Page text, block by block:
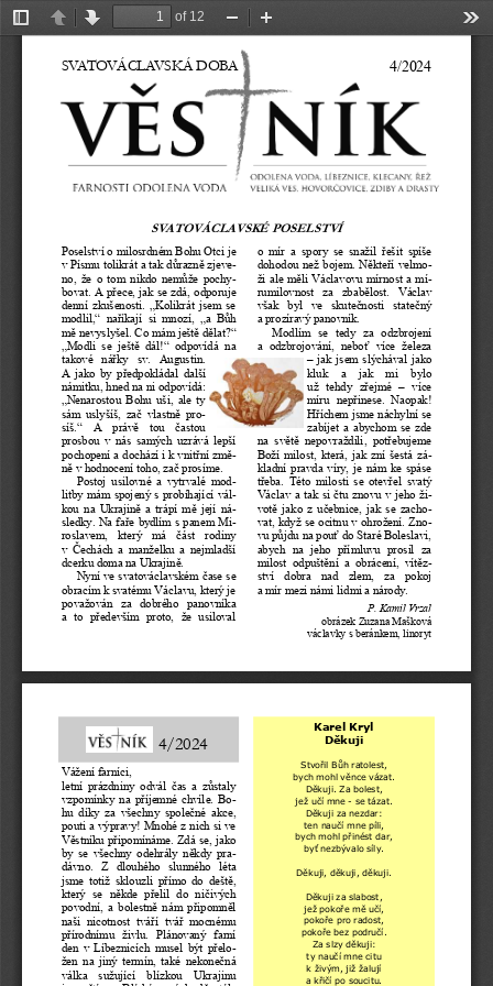
TogglePreviousNext
of 12
Zoom
SVATOVÁCLAVSKÉ POSELSTVÍ
Poselství o milosrdném Bohu Otci je
vPísmu tolikrát a tak důrazně zjeve-
no,  že  o  tom  nikdo  nemůže  pochy-
bovat. A přece, jak se zdá, odporuje
denní  zkušenosti. „Kolikrát jsem  se
modlil,“  naříkají  si  mnozí,  „a  Bůh
mě nevyslyšel. Co mám ještě dělat?“
„Modli  se  ještě  dál!“  odpovídá  na
takové  nářky  sv.  Augustin.
A  jako  by  předpokládal  další
námitku, hned na ni odpovídá:
„Nenarostou  Bohu uši,  ale  ty
sám  uslyšíš,  zač  vlastně  pro-
síš.“  A  právě  tou  častou
prosbou  v nás  samých  uzrává  lepší
pochopení a dochází i k vnitřní změ-
ně v hodnocení toho, zač prosíme.
Postoj  usilovné  a  vytrvalé  mod-
litby mám spojený s probíhající vál-
kou  na  Ukrajině  a trápí  mě její ná-
sledky. Na faře bydlím s panem Mi-
roslavem,  který  má  část  rodiny
v Čechách  a  manželku  a  nejmladší
dcerku doma na Ukrajině.
Nyní ve svatováclavském čase se
obracím k svatému Václavu, který je
považován  za  dobrého  panovníka
a  to  především  proto,  že  usiloval
o  mír  a  spory  se  snažil  řešit  spíše
dohodou než bojem. Někteří velmo-
ži ale měli Václavovu mírnost a mí-
rumilovnost  za  zbabělost.  Václav
však  byl  ve  skutečnosti  statečný
a prozíravý panovník.
Modlím  se  tedy  za  odzbrojení
a  odzbrojování,  neboť  více  železa
– jak jsem slýchával jako
kluk   a   jak   mi   bylo
už  tehdy  zřejmé –
  více
míru  nepřinese.  Naopak!
Hříchem jsme náchylní se
zabíjet a abychom se zde
na  světě  nepovraždili,  potřebujeme
Boží milost, která, jak zní šestá zá-
kladní pravda víry, je nám ke spáse
třeba.  Této  milosti  se  otevřel  svatý
Václav a tak si čtu znovu v jeho ži-
votě jako  z učebnice, jak se  zacho-
vat, když se ocitnu v ohrožení. Zno-
vu půjdu na pouť do Staré Boleslavi,
abych  na  jeho  přímluvu  prosil  za
milost  odpuštění  a  obrácení,  vítěz-
ství  dobra  nad  zlem,  za  pokoj
a mír mezi námi lidmi a národy.
SVATOVÁCLAVSKÁ DOBA 4/2024
P. Kamil Vrzal
obrázek Zuzana Mašková
václavky s beránkem, linoryt
Karel Kryl
Děkuji
Stvořil Bůh ratolest,
bych mohl věnce vázat.
Děkuji. Za bolest,
jež učí mne - se tázat.
Děkuji za nezdar:
ten naučí mne píli,
bych mohl přinést dar,
byť nezbývalo síly.
Děkuji, děkuji, děkuji.
Děkuji za slabost,
jež pokoře mě učí,
pokoře pro radost,
pokoře bez područí.
Za slzy děkuji:
ty naučí mne citu
k živým, již žalují
a křičí po soucitu.
4/2024
Vážení farníci,
letní  prázdniny  odvál  čas  a  zůstaly
vzpomínky  na  příjemné  chvíle.  Bo-
hu  díky  za  všechny  společné  akce,
pouti a výpravy! Mnohé z nich si ve
Věstníku připomínáme. Zdá se, jako
by  se  všechny  odehrály  někdy  pra-
dávno.  Z
dlouhého  slunného  léta
jsme  totiž  sklouzli  přímo  do  deště,
který  se  někde  přelil  do  ničivých
povodní,  a  bolestně  nám  připomněl
naši  nicotnost  tváří  tvář  mocnému
přírodnímu  živlu.  Plánovaný  farní
den  v Líbeznicích  musel  být  přelo-
žen  na  jiný  termín,  také  nekonečná
válka  sužující  blízkou  Ukrajinu